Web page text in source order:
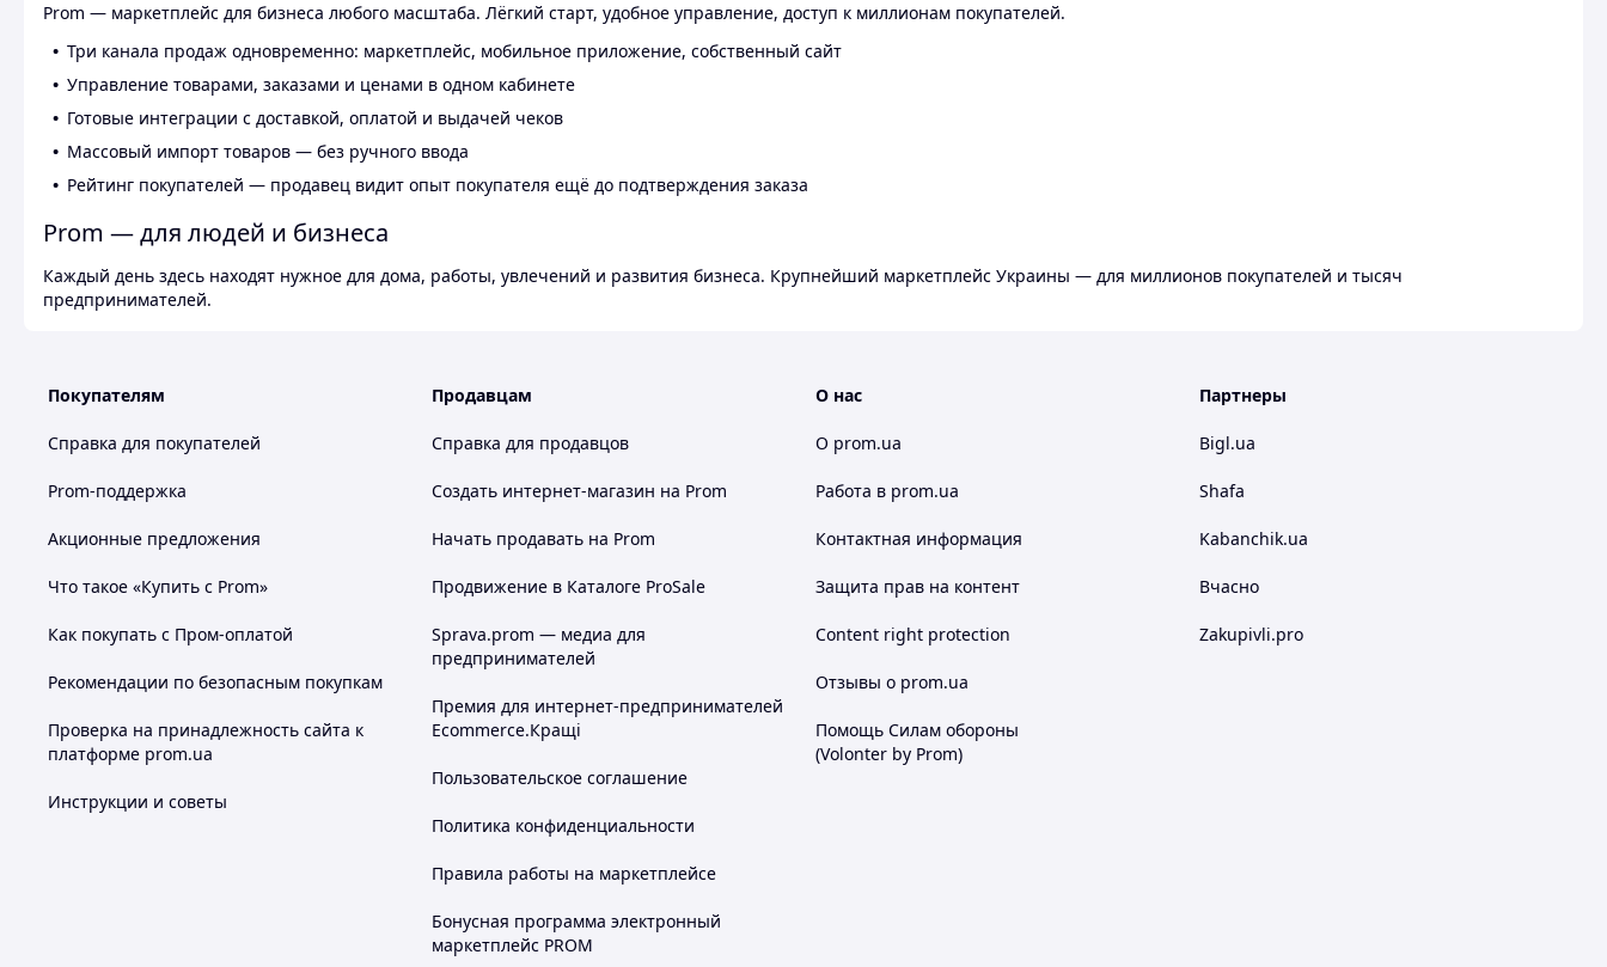
Prom — маркетплейс для бизнеса любого масштаба. Лёгкий старт, удобное управление, доступ к миллионам покупателей.
Три канала продаж одновременно: маркетплейс, мобильное приложение, собственный сайт
Управление товарами, заказами и ценами в одном кабинете
Готовые интеграции с доставкой, оплатой и выдачей чеков
Массовый импорт товаров — без ручного ввода
Рейтинг покупателей — продавец видит опыт покупателя ещё до подтверждения заказа
Prom — для людей и бизнеса
Каждый день здесь находят нужное для дома, работы, увлечений и развития бизнеса. Крупнейший маркетплейс Украины — для миллионов покупателей и тысяч
предпринимателей.
Покупателям
Справка для покупателей
Prom-поддержка
Акционные предложения
Что такое «Купить с Prom»
Как покупать с Пром-оплатой
Рекомендации по безопасным покупкам
Проверка на принадлежность сайта к
платформе prom.ua
Инструкции и советы
Продавцам
Справка для продавцов
Создать интернет-магазин на Prom
Начать продавать на Prom
Продвижение в Каталоге ProSale
Sprava.prom — медиа для
предпринимателей
Премия для интернет-предпринимателей
Ecommerce.Кращі
Пользовательское соглашение
Политика конфиденциальности
Правила работы на маркетплейсе
Бонусная программа электронный
маркетплейс PROM
О нас
О prom.ua
Работа в prom.ua
Контактная информация
Защита прав на контент
Content right protection
Отзывы о prom.ua
Помощь Силам обороны
(Volonter by Prom)
Партнеры
Bigl.ua
Shafa
Kabanchik.ua
Вчасно
Zakupivli.pro